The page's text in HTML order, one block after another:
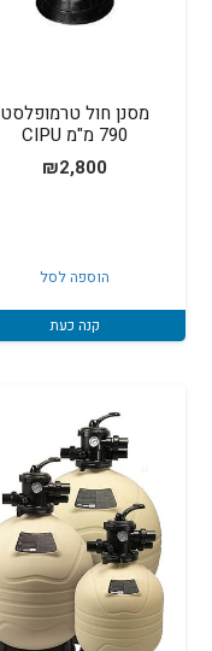
מסנן חול טרמופלסט
790 מ"מ CIPU
₪2,800
הוספה לסל
קנה כעת